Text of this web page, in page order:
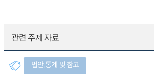
관련 주제 자료
법안.통계 및 참고